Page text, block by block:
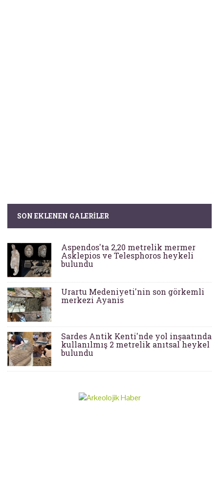
SON EKLENEN GALERILER
Aspendos'ta 2,20 metrelik mermer
Asklepios ve Telesphoros heykeli
bulundu
Urartu Medeniyeti'nin son görkemli
merkezi Ayanis
Sardes Antik Kenti'nde yol inşaatında
kullanılmış 2 metrelik anıtsal heykel
bulundu